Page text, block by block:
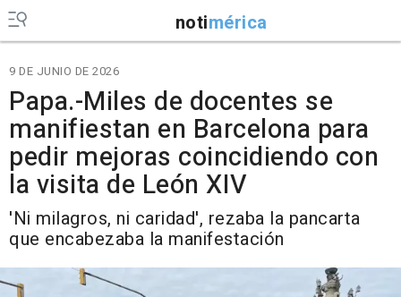
notimérica
9 DE JUNIO DE 2026
Papa.-Miles de docentes se
manifiestan en Barcelona para
pedir mejoras coincidiendo con
la visita de León XIV
'Ni milagros, ni caridad', rezaba la pancarta
que encabezaba la manifestación